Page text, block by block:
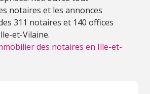
notaires et les annonces
311 notaires et 140 offices
et-Vilaine.
des notaires en Ille-et-